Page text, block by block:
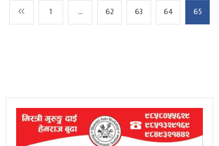
1 … 62 63 64 65